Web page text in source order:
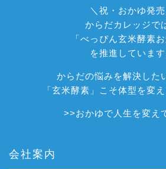
＼祝・おかゆ発売
からだカレッジで
「べっぴん玄米酵素お
を推進しています
からだの悩みを解決した
「玄米酵素」こそ体型を変
>>おかゆで人生を変え
会社案内